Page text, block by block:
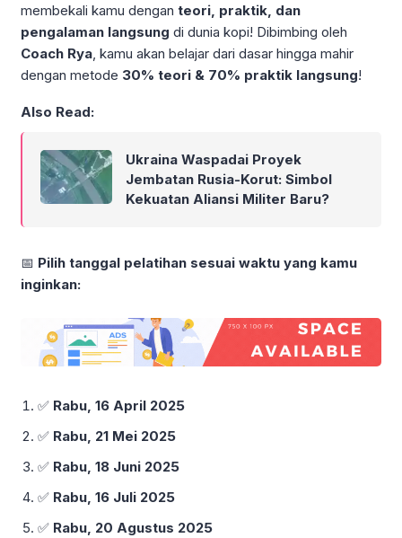
membekali kamu dengan teori, praktik, dan
pengalaman langsung di dunia kopi! Dibimbing oleh
Coach Rya , kamu akan belajar dari dasar hingga mahir
dengan metode 30% teori & 70% praktik langsung!
Also Read:
Ukraina Waspadai Proyek
Jembatan Rusia-Korut: Simbol
Kekuatan Aliansi Militer Baru?
📅 Pilih tanggal pelatihan sesuai waktu yang kamu
inginkan:
✅ Rabu, 16 April 2025
✅ Rabu, 21 Mei 2025
✅ Rabu, 18 Juni 2025
✅ Rabu, 16 Juli 2025
✅ Rabu, 20 Agustus 2025